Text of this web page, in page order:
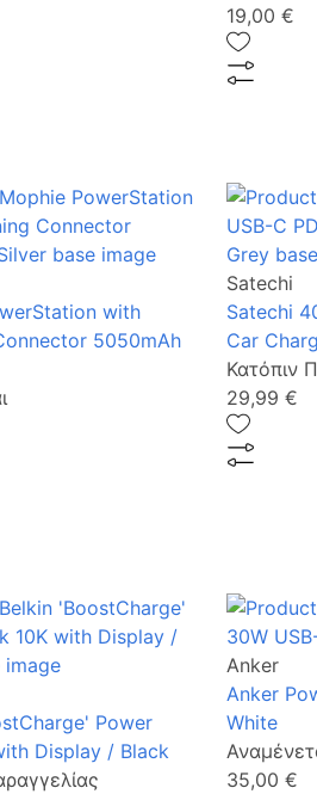
19,00 €
with
5050mAh
Satechi
Satechi
Car
Κατόπιν
29,99 €
Power
Display / Black
Anker
Anker
White
35,00 €